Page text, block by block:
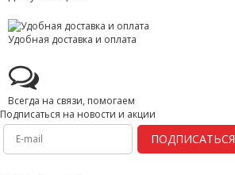
Удобная доставка и оплата
Всегда на связи, помогаем
Подписаться на новости и акции
ПОДПИСАТЬСЯ